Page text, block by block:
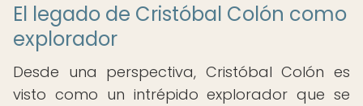
El legado de Cristóbal Colón como
explorador
Desde una perspectiva, Cristóbal Colón es
visto como un intrépido explorador que se